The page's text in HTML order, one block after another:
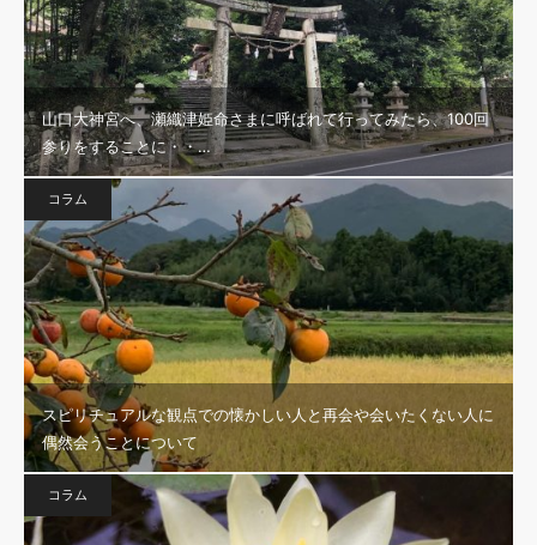
山口大神宮へ、瀬織津姫命さまに呼ばれて行ってみたら、100回
参りをすることに・・…
コラム
スピリチュアルな観点での懐かしい人と再会や会いたくない人に
偶然会うことについて
コラム